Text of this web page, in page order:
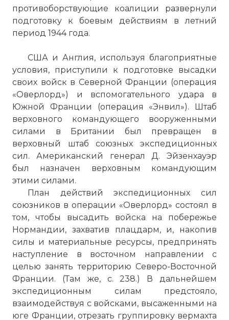
противоборствующие коалиции развернули
подготовку к боевым действиям в летний
период 1944 года.
США и Англия, используя благоприятные
условия, приступили к подготовке высадки
своих войск в Северной Франции (операция
«Оверлорд») и вспомогательного удара в
Южной Франции (операция «Энвил»). Штаб
верховного командующего вооруженными
силами в Британии был превращен в
верховный штаб союзных экспедиционных
сил. Американский генерал Д. Эйзенхауэр
был назначен верховным командующим
этими силами.
План действий экспедиционных сил
союзников в операции «Оверлорд» состоял в
том, чтобы высадить войска на побережье
Нормандии, захватив плацдарм, и, накопив
силы и материальные ресурсы, предпринять
наступление в восточном направлении с
целью занять территорию Северо-Восточной
Франции. (Там же, с. 238.) В дальнейшем
экспедиционным силам предстояло,
взаимодействуя с войсками, высаженными на
юге Франции, отрезать группировку вермахта